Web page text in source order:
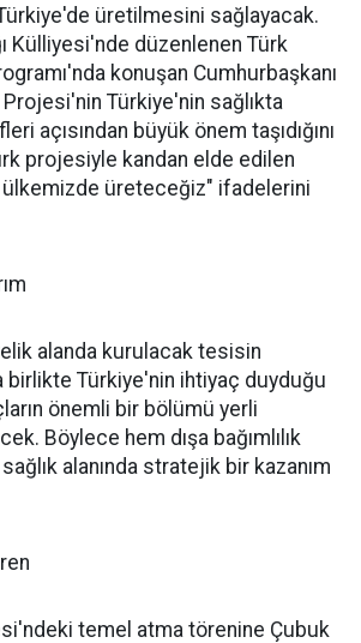
Türkiye'de üretilmesini sağlayacak.
Külliyesi'nde düzenlenen Türk
konuşan Cumhurbaşkanı
Projesi'nin Türkiye'nin sağlıkta
açısından büyük önem taşıdığını
projesiyle kandan elde edilen
ülkemizde üreteceğiz" ifadelerini
alanda kurulacak tesisin
birlikte Türkiye'nin ihtiyaç duyduğu
önemli bir bölümü yerli
Böylece hem dışa bağımlılık
alanında stratejik bir kazanım
temel atma törenine Çubuk